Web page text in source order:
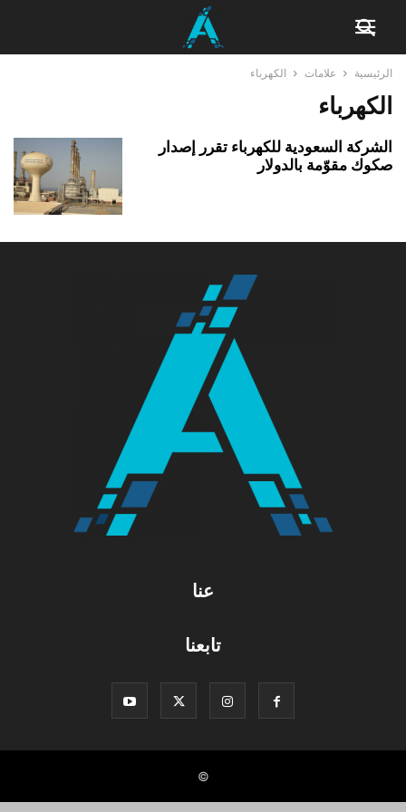
الرئيسية علامات الكهرباء
الكهرباء
الشركة السعودية للكهرباء تقرر إصدار
صكوك مقوّمة بالدولار
عنا
تابعنا
©